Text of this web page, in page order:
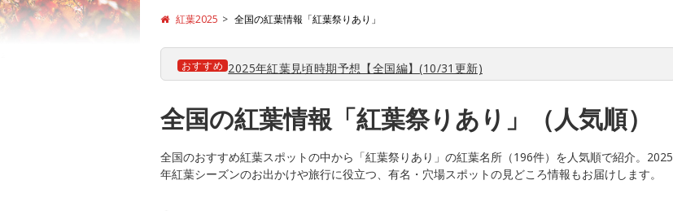
紅葉2025 全国の紅葉情報「紅葉祭りあり」
おすすめ 2025年紅葉見頃時期予想【全国編】(10/31更新)
全国の紅葉情報「紅葉祭りあり」（人気順）
全国のおすすめ紅葉スポットの中から「紅葉祭りあり」の紅葉名所（196件）を人気順で紹介。2025
年紅葉シーズンのお出かけや旅行に役立つ、有名・穴場スポットの見どころ情報もお届けします。